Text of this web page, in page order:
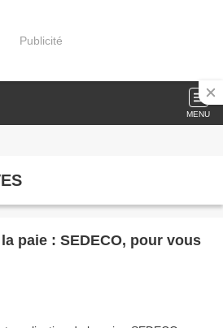
Publicité
MENU
paie : SEDECO, pour vous